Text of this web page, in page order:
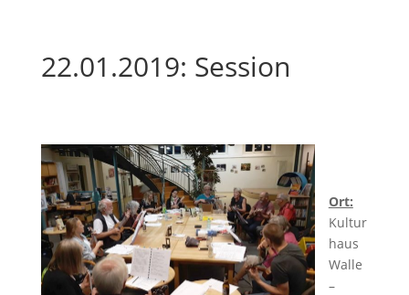
22.01.2019: Session
Ort:
Kultur
haus
Walle
–